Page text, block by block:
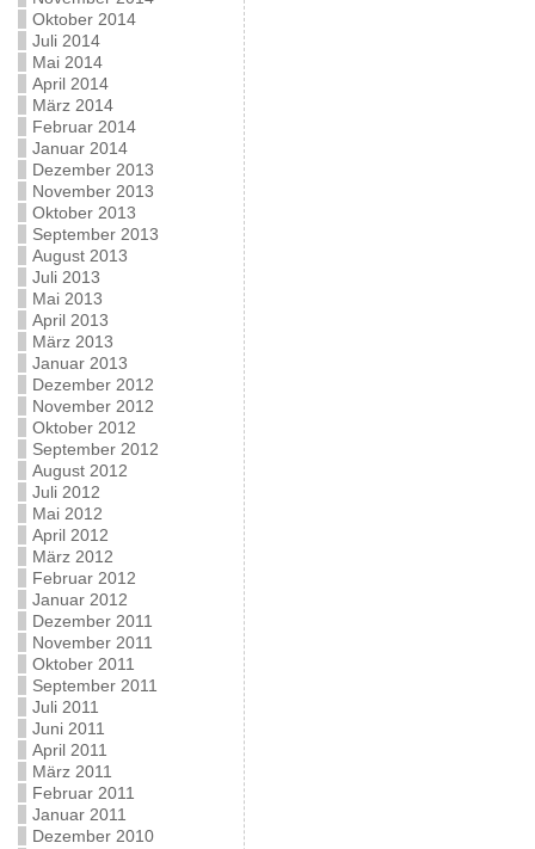
Oktober 2014
Juli 2014
Mai 2014
April 2014
März 2014
Februar 2014
Januar 2014
Dezember 2013
November 2013
Oktober 2013
September 2013
August 2013
Juli 2013
Mai 2013
April 2013
März 2013
Januar 2013
Dezember 2012
November 2012
Oktober 2012
September 2012
August 2012
Juli 2012
Mai 2012
April 2012
März 2012
Februar 2012
Januar 2012
Dezember 2011
November 2011
Oktober 2011
September 2011
Juli 2011
Juni 2011
April 2011
März 2011
Februar 2011
Januar 2011
Dezember 2010